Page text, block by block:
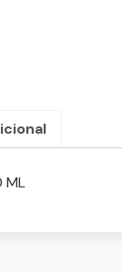
ML